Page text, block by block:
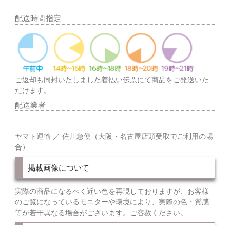
配送時間指定
ご返却も同封いたしました着払い伝票にて商品をご発送いた
だけます。
配送業者
ヤマト運輸 ／ 佐川急便（大阪・名古屋店頭受取でご利用の場
合）
掲載画像について
実際の商品になるべく近い色を再現しておりますが、お客様
のご覧になっているモニターや環境により、実際の色・質感
等が若干異なる場合がございます。ご容赦ください。